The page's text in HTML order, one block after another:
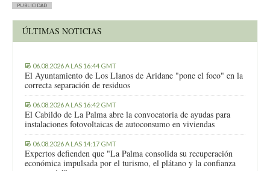
PUBLICIDAD
ÚLTIMAS NOTICIAS
06.08.2026 A LAS 16:44 GMT
El Ayuntamiento de Los Llanos de Aridane "pone el foco" en la
correcta separación de residuos
06.08.2026 A LAS 16:42 GMT
El Cabildo de La Palma abre la convocatoria de ayudas para
instalaciones fotovoltaicas de autoconsumo en viviendas
06.08.2026 A LAS 14:17 GMT
Expertos defienden que "La Palma consolida su recuperación
económica impulsada por el turismo, el plátano y la confianza